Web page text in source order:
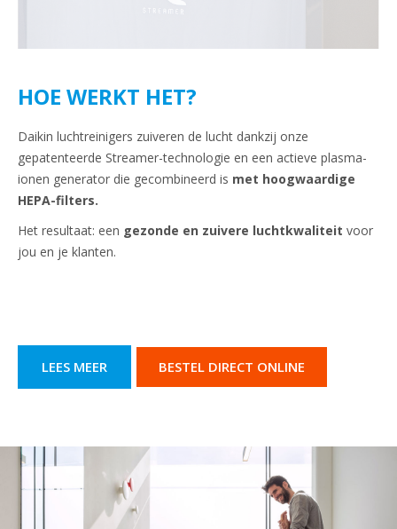
HOE WERKT HET?
Daikin luchtreinigers zuiveren de lucht dankzij onze
gepatenteerde Streamer-technologie en een actieve plasma-
ionen generator die gecombineerd is met hoogwaardige
HEPA-filters.
Het resultaat: een gezonde en zuivere luchtkwaliteit voor
jou en je klanten.
LEES MEER BESTEL DIRECT ONLINE